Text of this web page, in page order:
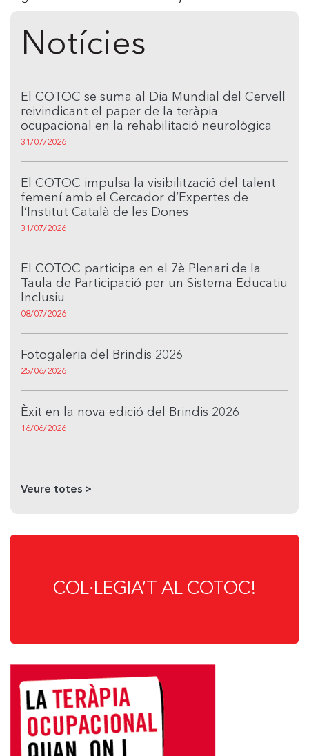
Notícies
El COTOC se suma al Dia Mundial del Cervell
reivindicant el paper de la teràpia
ocupacional en la rehabilitació neurològica
31/07/2026
El COTOC impulsa la visibilització del talent
femení amb el Cercador d’Expertes de
l’Institut Català de les Dones
31/07/2026
El COTOC participa en el 7è Plenari de la
Taula de Participació per un Sistema Educatiu
Inclusiu
08/07/2026
Fotogaleria del Brindis 2026
25/06/2026
Èxit en la nova edició del Brindis 2026
16/06/2026
Veure totes >
COL·LEGIA’T AL COTOC!